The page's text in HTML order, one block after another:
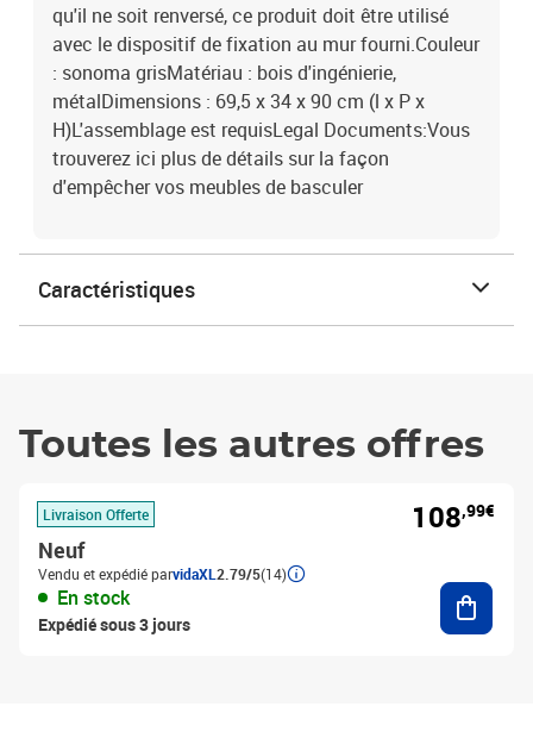
qu'il ne soit renversé, ce produit doit être utilisé
avec le dispositif de fixation au mur fourni.Couleur
: sonoma grisMatériau : bois d'ingénierie,
métalDimensions : 69,5 x 34 x 90 cm (l x P x
H)L'assemblage est requisLegal Documents:Vous
trouverez ici plus de détails sur la façon
d'empêcher vos meubles de basculer
Caractéristiques
Toutes les autres offres
Livraison Offerte
Neuf
Vendu et expédié parvidaXL 2.79/5(14)
En stock
Expédié sous 3 jours
108,99€